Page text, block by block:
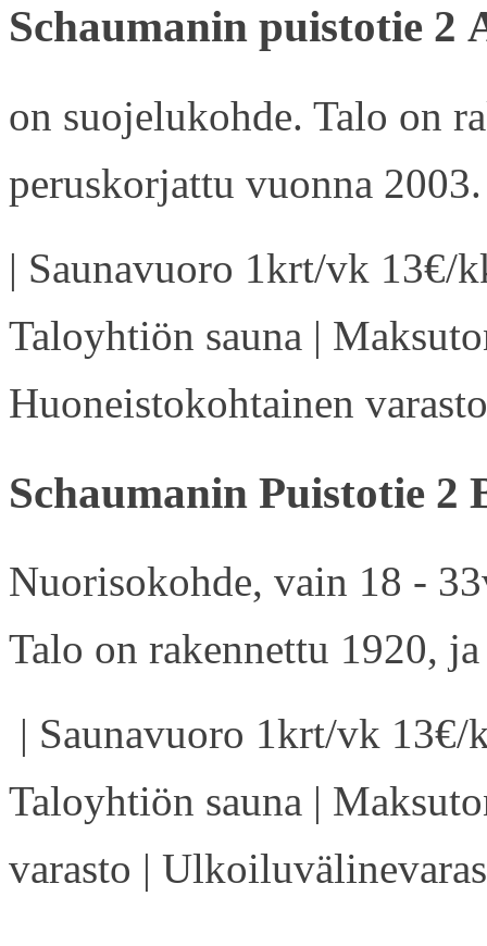
Schaumanin puistotie 2
on suojelukohde. Talo on
peruskorjattu vuonna 2003.
| Saunavuoro 1krt/vk 13€/
Taloyhtiön sauna |
Huoneistokohtainen
Schaumanin Puistotie 2
Nuorisokohde, vain 18 -
Talo on rakennettu 1920,
| Saunavuoro 1krt/vk
Taloyhtiön sauna |
varasto |